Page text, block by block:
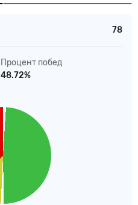
78
Процент побед
48.72%